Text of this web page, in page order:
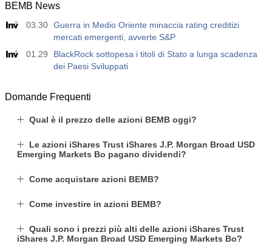
12:30
Guadagno Medio Orario a/a
Agire
3.2%
Fcst
3.5%
Prev
Libri Paga Privati Non Agricoli
30 K
12:30
USD
Tasso di Disoccupazione U6
7.9%
7.9%
7.9%
17:00
USD
Baker Hughes CONTEGGIO DELLE PIATTAFORME
Agire
Fcst
Baker Hughes US Total Rig Count
BEMB News
03.30 Guerra in Medio Oriente minaccia rating creditizi
mercati emergenti, avverte S&P
01.29
BlackRock sottopesa i titoli di Stato a lunga scadenza
dei Paesi Sviluppati
Domande Frequenti
Qual è il prezzo delle azioni BEMB oggi?
Le azioni iShares Trust iShares J.P. Morgan Broad USD
Emerging Markets Bo pagano dividendi?
Come acquistare azioni BEMB?
Come investire in azioni BEMB?
Quali sono i prezzi più alti delle azioni iShares Trust
iShares J.P. Morgan Broad USD Emerging Markets Bo?